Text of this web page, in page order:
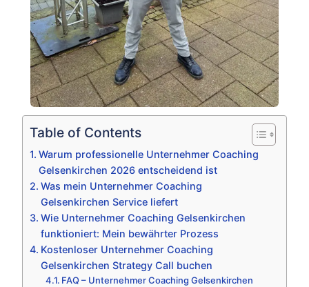
Table of Contents
Warum professionelle Unternehmer Coaching
Gelsenkirchen 2026 entscheidend ist
Was mein Unternehmer Coaching
Gelsenkirchen Service liefert
Wie Unternehmer Coaching Gelsenkirchen
funktioniert: Mein bewährter Prozess
Kostenloser Unternehmer Coaching
Gelsenkirchen Strategy Call buchen
FAQ – Unternehmer Coaching Gelsenkirchen